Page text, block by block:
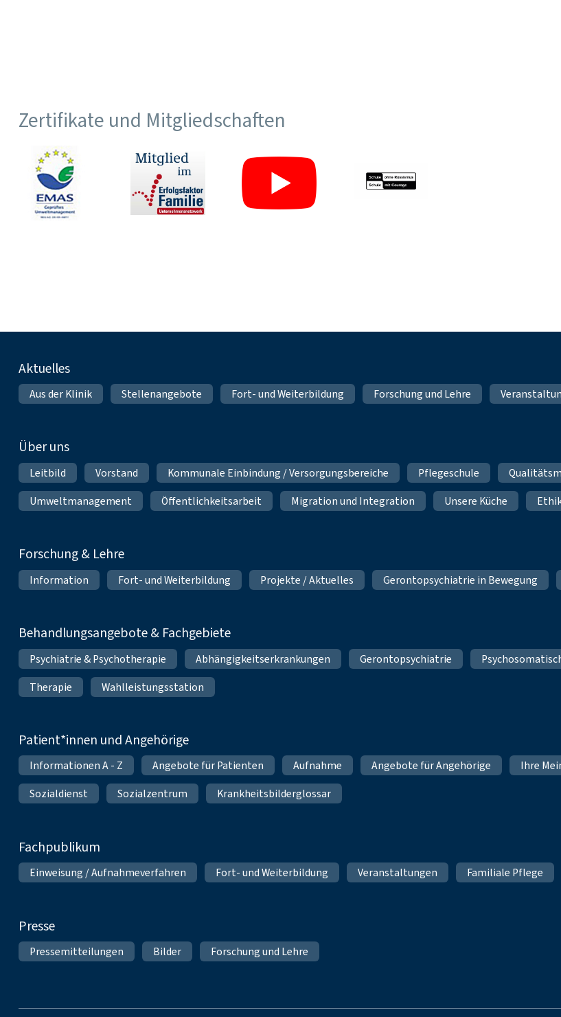
Zertifikate und Mitgliedschaften
Fußnavigation
Aktuelles
Aus der Klinik Stellenangebote Fort- und Weiterbildung Forschung und Lehre
Über uns
Leitbild Vorstand Kommunale Einbindung / Versorgungsbereiche Pflegeschule
Umweltmanagement
Öffentlichkeitsarbeit Migration und Integration Unsere Küche
Forschung & Lehre
Information Fort- und Weiterbildung Projekte / Aktuelles Gerontopsychiatrie in Bewegung
Behandlungsangebote & Fachgebiete
Psychiatrie & Psychotherapie Abhängigkeitserkrankungen Gerontopsychiatrie
Therapie
Wahlleistungsstation
Patient*innen und Angehörige
Informationen A - Z Angebote für Patienten Aufnahme Angebote für Angehörige Ihre
Sozialdienst
Sozialzentrum Krankheitsbilderglossar
Fachpublikum
Einweisung / Aufnahmeverfahren Fort- und Weiterbildung Veranstaltungen Familiale Pflege
Presse
Pressemitteilungen Bilder Forschung und Lehre